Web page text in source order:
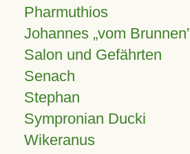
Pharmuthios
Johannes vom Brunnen
Salon und Gefährten
Senach
Stephan
Sympronian Ducki
Wikeranus